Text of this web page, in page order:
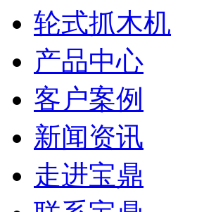
轮式抓木机
产品中心
客户案例
新闻资讯
走进宝鼎